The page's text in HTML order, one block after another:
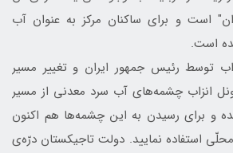
است و برای ساکنان مرکز به عنوان آب
است.
توسط رئيس‌ جمهور ايران و تغيير مسير
انزاب چشمه‌های آب سرد معدنی از مسير
و برای رسیدن به این چشمه‌ها هم اكنون
استفاده نماييد. دولت تاجیکستان درّه‌ی